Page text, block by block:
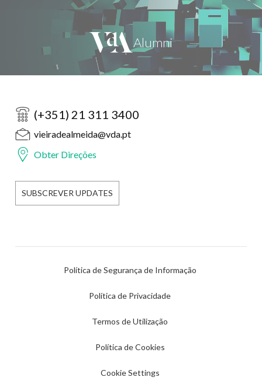
(+351) 21 311 3400
vieiradealmeida@vda.pt
Obter Direções
SUBSCREVER UPDATES
Política de Segurança de Informação
Política de Privacidade
Termos de Utilização
Política de Cookies
Cookie Settings